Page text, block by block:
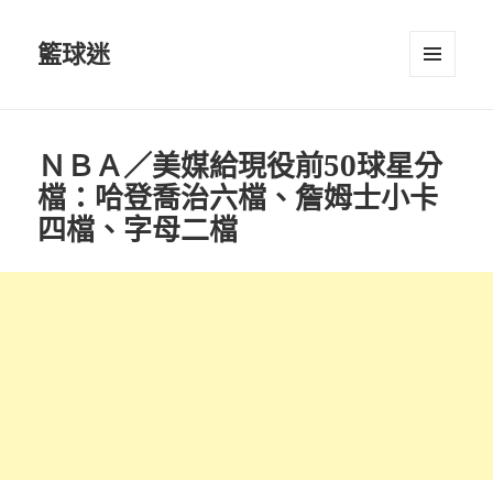
籃球迷
ＮＢＡ／美媒給現役前50球星分
檔：哈登喬治六檔、詹姆士小卡
四檔、字母二檔